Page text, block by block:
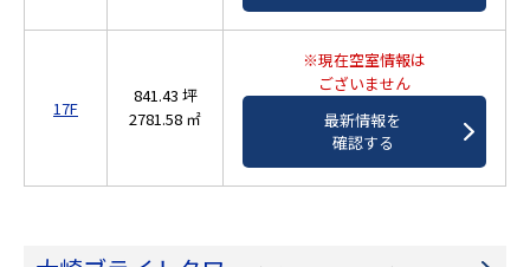
17F
841.43 坪
2781.58 ㎡
※現在空室情報は
ございません
最新情報を
確認する